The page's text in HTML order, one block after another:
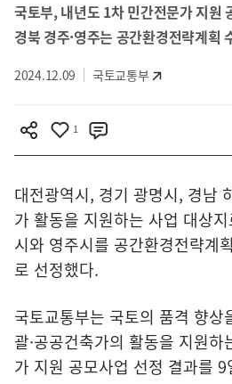
국토부, 내년도 1차 민간전문가 지원
경북 경주·영주는 공간환경전략계획
2024.12.09 국토교통부
1
대전광역시, 경기 광명시, 경남
가 활동을 지원하는 사업 대상
시와 영주시를 공간환경전략계
로 선정했다.
국토교통부는 국토의 품격 향상
괄·공공건축가의 활동을 지원
가 지원 공모사업 선정 결과를